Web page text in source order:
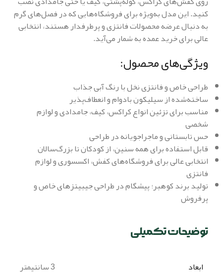
کنید. این مدل به‌ویژه برای فروشگاه‌هایی که در فصل‌های گرم
به دنبال عرضه محصولات فانتزی و پرطرفدار هستند، انتخابی
عالی برای خرید عمده به شمار می‌آید.
ویژگی‌های محصول:
طراحی خاص و فانتزی نخل با رنگ آبی جذاب
ساخته‌شده از سیلیکون بادوام و انعطاف‌پذیر
مناسب برای تزئین انواع کراکس، کیف، جامدادی و لوازم
شخصی
حس تابستانی و ماجراجویانه در طراحی
قابل استفاده برای همه سنین، از کودکان تا بزرگ‌سالان
انتخابی عالی برای فروشگاه‌های کفش، اکسسوری و لوازم
فانتزی
تولید برند کوهبر؛ پیشگام در طراحی جیبیتزهای خاص و
پرفروش
توضیحات تکمیلی
ابعاد 3 سانتیمتر